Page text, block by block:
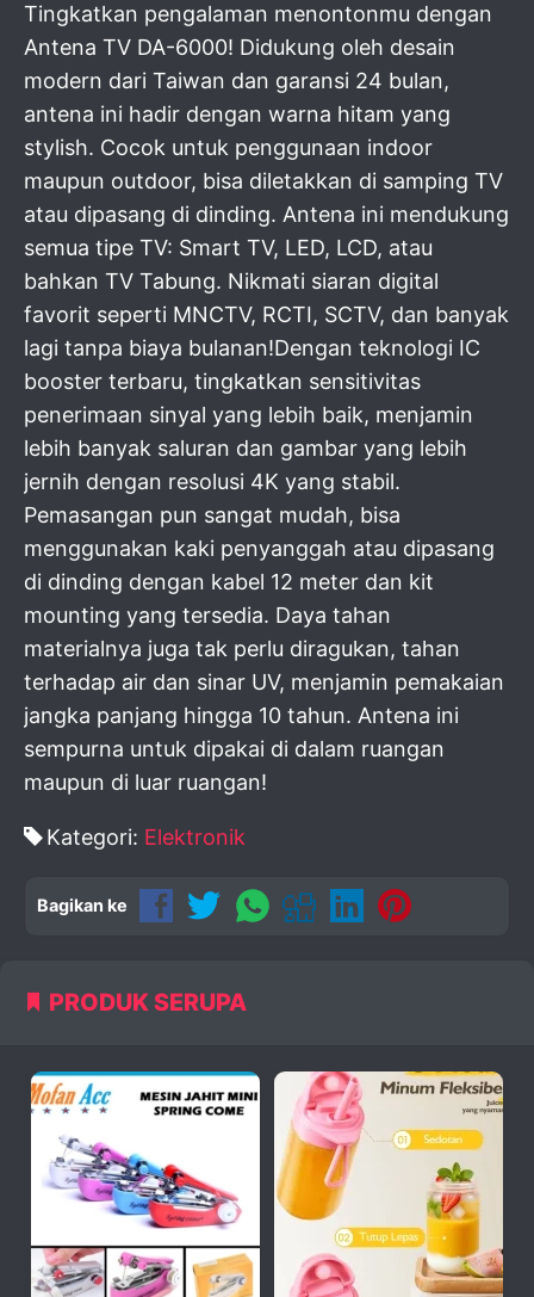
Tingkatkan pengalaman menontonmu dengan
Antena TV DA-6000! Didukung oleh desain
modern dari Taiwan dan garansi 24 bulan,
antena ini hadir dengan warna hitam yang
stylish. Cocok untuk penggunaan indoor
maupun outdoor, bisa diletakkan di samping TV
atau dipasang di dinding. Antena ini mendukung
semua tipe TV: Smart TV, LED, LCD, atau
bahkan TV Tabung. Nikmati siaran digital
favorit seperti MNCTV, RCTI, SCTV, dan banyak
lagi tanpa biaya bulanan!Dengan teknologi IC
booster terbaru, tingkatkan sensitivitas
penerimaan sinyal yang lebih baik, menjamin
lebih banyak saluran dan gambar yang lebih
jernih dengan resolusi 4K yang stabil.
Pemasangan pun sangat mudah, bisa
menggunakan kaki penyanggah atau dipasang
di dinding dengan kabel 12 meter dan kit
mounting yang tersedia. Daya tahan
materialnya juga tak perlu diragukan, tahan
terhadap air dan sinar UV, menjamin pemakaian
jangka panjang hingga 10 tahun. Antena ini
sempurna untuk dipakai di dalam ruangan
maupun di luar ruangan!
Kategori: Elektronik
Bagikan ke
PRODUK SERUPA